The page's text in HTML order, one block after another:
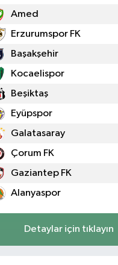
Amed
Erzurumspor FK
Başakşehir
Kocaelispor
Beşiktaş
Eyüpspor
Galatasaray
Çorum FK
Gaziantep FK
Alanyaspor
Detaylar için tıklayın